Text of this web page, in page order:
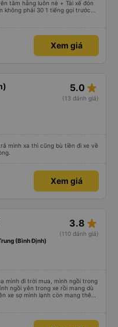
tâm hẵng luôn nè + Tài xế đón
không phải 30 1 tiếng gọi trước
Tài xế lơ xe nhiệt
nha + Trên xe còn
tinh ý chuẩn bị thêm khăn lạnh
Xem giá
5.0 star_rate
(13 đánh giá)
mình xa thì cũng bù tiền đi xe về
Xem giá
3.8 star_rate
(110 đánh giá)
(Bình Định)
mình đi trời mưa, mình ngồi trong
ngồi yên trong xe rồi mang dù
xe sợ mình lạnh còn mang thêm
cũng v, đều book grap, be chở
nhà xe Thành Trung nhiều